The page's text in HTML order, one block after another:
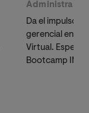
Da el impulso
gerencial en
Virtual.
Bootcamp